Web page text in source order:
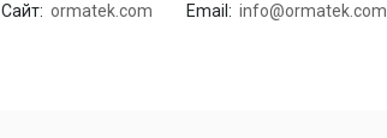
Сайт: ormatek.com Email: info@ormatek.com